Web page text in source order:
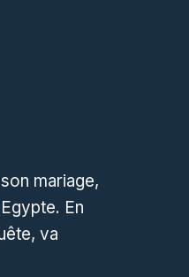
mariage,
En
va